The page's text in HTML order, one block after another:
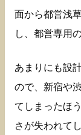
面から都営浅
し、都営専用
あまりにも設
ので、新宿や
てしまったほ
さが失われて